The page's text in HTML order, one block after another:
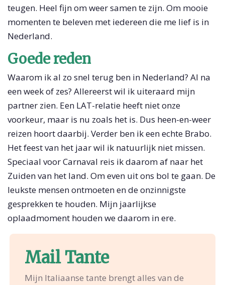
teugen. Heel fijn om weer samen te zijn. Om mooie
momenten te beleven met iedereen die me lief is in
Nederland.
Goede reden
Waarom ik al zo snel terug ben in Nederland? Al na
een week of zes? Allereerst wil ik uiteraard mijn
partner zien. Een LAT-relatie heeft niet onze
voorkeur, maar is nu zoals het is. Dus heen-en-weer
reizen hoort daarbij. Verder ben ik een echte Brabo.
Het feest van het jaar wil ik natuurlijk niet missen.
Speciaal voor Carnaval reis ik daarom af naar het
Zuiden van het land. Om even uit ons bol te gaan. De
leukste mensen ontmoeten en de onzinnigste
gesprekken te houden. Mijn jaarlijkse
oplaadmoment houden we daarom in ere.
Mail Tante
Mijn Italiaanse tante brengt alles van de